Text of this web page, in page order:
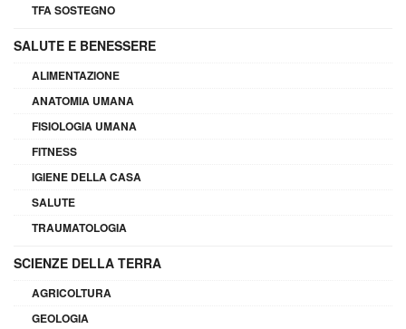
TFA SOSTEGNO
SALUTE E BENESSERE
ALIMENTAZIONE
ANATOMIA UMANA
FISIOLOGIA UMANA
FITNESS
IGIENE DELLA CASA
SALUTE
TRAUMATOLOGIA
SCIENZE DELLA TERRA
AGRICOLTURA
GEOLOGIA